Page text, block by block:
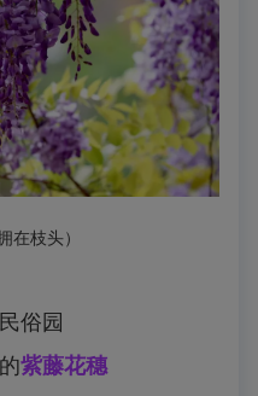
在枝头）
俗园
紫藤花穗